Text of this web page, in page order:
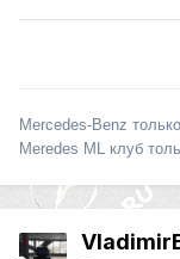
Mercedes-Benz
Meredes ML клуб